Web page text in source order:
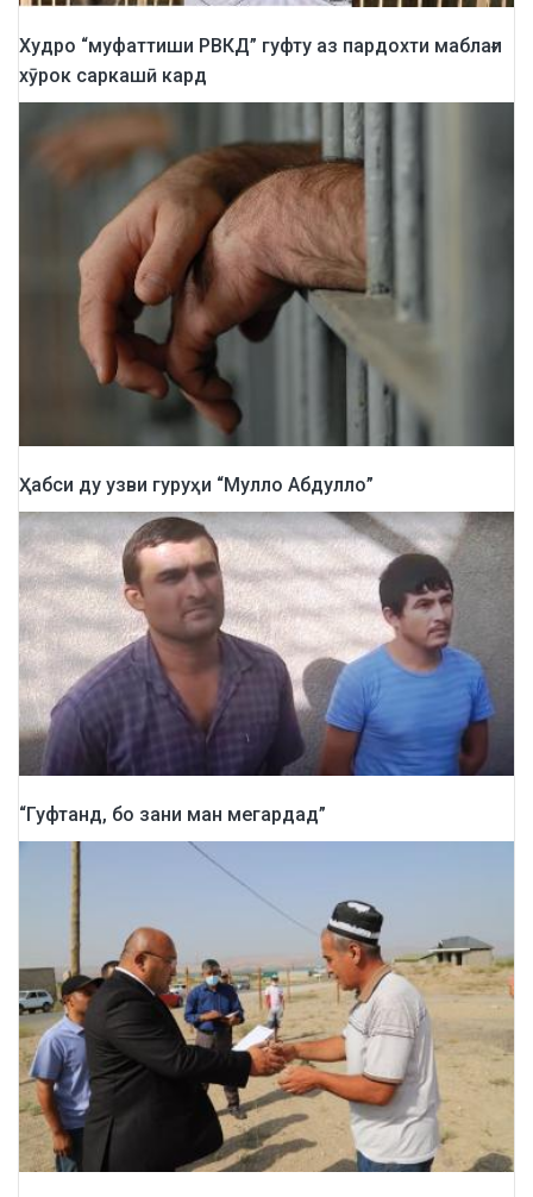
Худро “муфаттиши РВКД” гуфту аз пардохти маблағи
хӯрок саркашӣ кард
Ҳабси ду узви гуруҳи “Мулло Абдулло”
“Гуфтанд, бо зани ман мегардад”